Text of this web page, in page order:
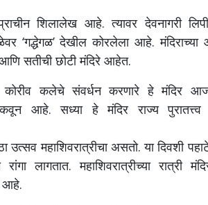
शिलालेख आहे. त्यावर देवनागरी
‘गद्धेगळ’ देखील कोरलेला आहे.
सतीची छोटी मंदिरे आहेत.
कोरीव कलेचे संवर्धन करणारे हे मंदिर
आहे. सध्या हे मंदिर राज्य पुरातत्त्व
उत्सव महाशिवरात्रीचा असतो. या दिवशी
रांगा लागतात. महाशिवरात्रीच्या रात्री
आहे.